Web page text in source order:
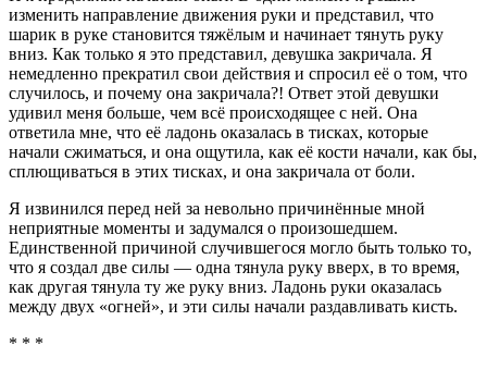
изменить направление движения руки и представил, что
шарик в руке становится тяжёлым и начинает тянуть руку
вниз. Как только я это представил, девушка закричала. Я
немедленно прекратил свои действия и спросил её о том, что
случилось, и почему она закричала?! Ответ этой девушки
удивил меня больше, чем всё происходящее с ней. Она
ответила мне, что её ладонь оказалась в тисках, которые
начали сжиматься, и она ощутила, как её кости начали, как бы,
сплющиваться в этих тисках, и она закричала от боли.
Я извинился перед ней за невольно причинённые мной
неприятные моменты и задумался о произошедшем.
Единственной причиной случившегося могло быть только то,
что я создал две силы — одна тянула руку вверх, в то время,
как другая тянула ту же руку вниз. Ладонь руки оказалась
между двух «огней», и эти силы начали раздавливать кисть.
* * *